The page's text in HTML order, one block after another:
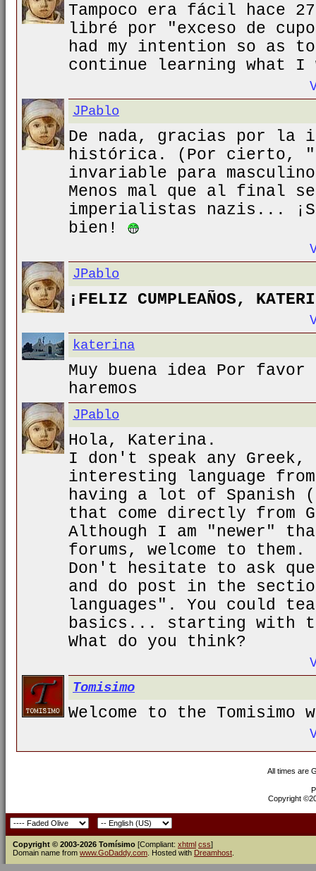
Tampoco era fácil hace
libré por "exceso de
had my intention so as
continue learning what I
JPablo
De nada, gracias por la
histórica. (Por cierto,
invariable para
Menos mal que al final
imperialistas nazis...
bien!
JPablo
¡FELIZ CUMPLEAÑOS,
katerina
Muy buena idea Por favor
haremos
JPablo
Hola, Katerina.
I don't speak any
interesting language
having a lot of Spanish
that come directly from
Although I am "newer"
forums, welcome to them.
Don't hesitate to ask
and do post in the
languages". You could
basics... starting with
What do you think?
Tomisimo
Welcome to the
All times are
Copyright
Copyright © 2003-2026 Tomísimo [Compliant: xhtml css]
Domain name from www.GoDaddy.com . Hosted with Dreamhost